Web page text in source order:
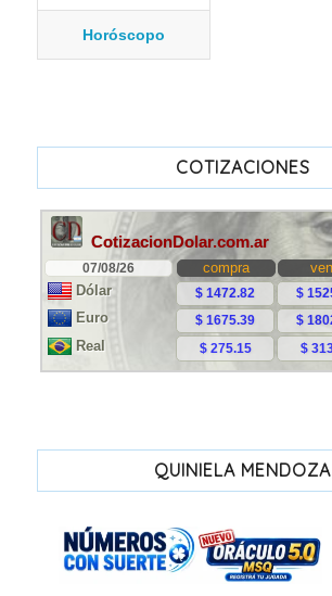
Horóscopo
COTIZACIONES
QUINIELA MENDOZA